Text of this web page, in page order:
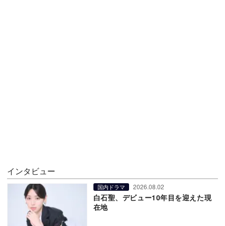
インタビュー
国内ドラマ 2026.08.02
白石聖、デビュー10年目を迎えた現
在地